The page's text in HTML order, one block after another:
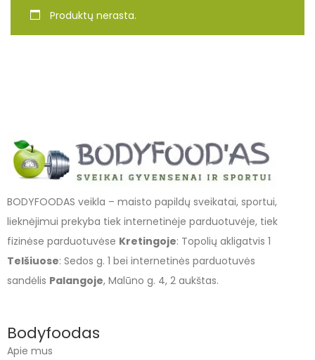
Produktų nerasta.
BODYFOODAS veikla – maisto papildų sveikatai, sportui,
lieknėjimui prekyba tiek internetinėje parduotuvėje, tiek
fizinėse parduotuvėse Kretingoje: Topolių akligatvis 1
Telšiuose: Sedos g. 1 bei internetinės parduotuvės
sandėlis Palangoje, Malūno g. 4, 2 aukštas.
Bodyfoodas
Apie mus